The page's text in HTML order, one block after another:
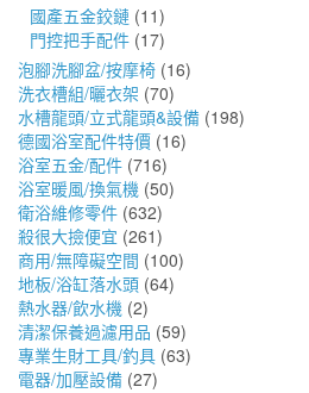
國產五金鉸鏈 (11)
門控把手配件 (17)
泡腳洗腳盆/按摩椅 (16)
洗衣槽組/曬衣架 (70)
水槽龍頭/立式龍頭&設備 (198)
德國浴室配件特價 (16)
浴室五金/配件 (716)
浴室暖風/換氣機 (50)
衛浴維修零件 (632)
殺很大撿便宜 (261)
商用/無障礙空間 (100)
地板/浴缸落水頭 (64)
熱水器/飲水機 (2)
清潔保養過濾用品 (59)
專業生財工具/釣具 (63)
電器/加壓設備 (27)